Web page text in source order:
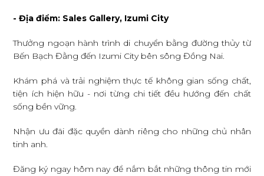
- Địa điểm: Sales Gallery, Izumi City
Thưởng ngoạn hành trình di chuyển bằng đường thủy từ
Bến Bạch Đằng đến Izumi City bên sông Đồng Nai.
Khám phá và trải nghiệm thực tế không gian sống chất,
tiện ích hiện hữu - nơi từng chi tiết đều hướng đến chất
sống bền vững.
Nhận ưu đãi đặc quyền dành riêng cho những chủ nhân
tinh anh.
Đăng ký ngay hôm nay để nắm bắt những thông tin mới